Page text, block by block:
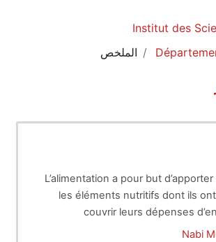
Institut des
الملخص
L’alimentation a pour but
les éléments nutritifs dont ils
couvrir leurs dépenses
production. Les besoinsNabi